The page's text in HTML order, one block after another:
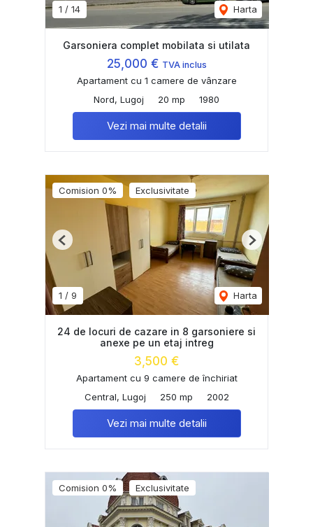
1 / 14 Harta
Garsoniera complet mobilata si utilata
25,000 € TVA inclus
Apartament cu 1 camere de vânzare
Nord, Lugoj
20 mp 1980
Vezi mai multe detalii
Comision 0% Exclusivitate
1 / 9 Harta
Previous Next
24 de locuri de cazare in 8 garsoniere si
anexe pe un etaj intreg
3,500 €
Apartament cu 9 camere de închiriat
Central, Lugoj
250 mp 2002
Vezi mai multe detalii
Comision 0% Exclusivitate